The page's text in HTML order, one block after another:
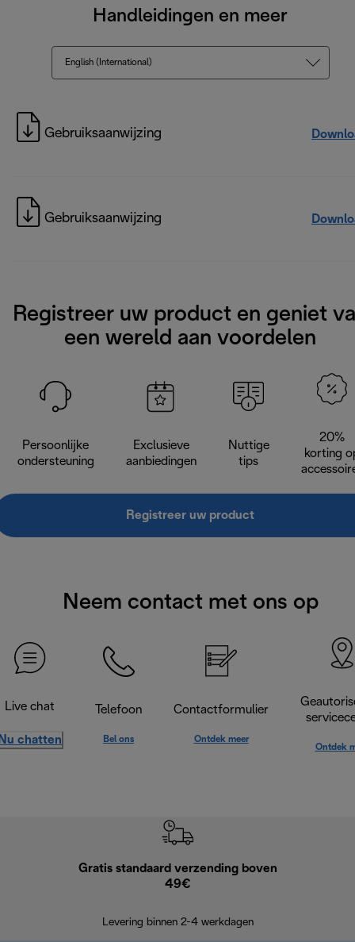
Handleidingen en meer
English (International)
Gebruiksaanwijzing
Gebruiksaanwijzing
Registreer uw product en geniet
een wereld aan voordelen
Persoonlijke
ondersteuning
Exclusieve
aanbiedingen
Nuttige
tips
20%
korting
Registreer uw product
Neem contact met ons op
Live chat
chatten
Telefoon
Bel ons
Contactformulier
Ontdek meer
Ontdek
Gratis standaard verzending boven
49€
Levering binnen 2-4 werkdagen